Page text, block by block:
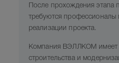
После прохождения этапа
требуются профессионалы
реализации проекта.
Компания ВЭЛЛКОМ имеет
строительства и